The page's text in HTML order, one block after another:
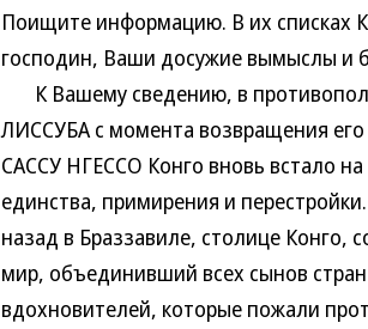
Поищите информацию. В их списках
господин, Ваши досужие вымыслы и
К Вашему сведению, в
ЛИССУБА с момента возвращения
САССУ НГЕССО Конго вновь встало
единства, примирения и
назад в Браззавиле, столице Конго,
мир, объединивший всех сынов
вдохновителей, которые пожали